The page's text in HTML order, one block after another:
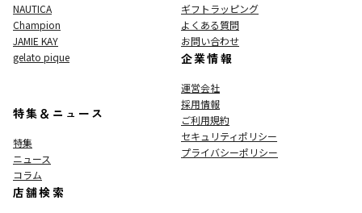
NAUTICA
Champion
JAMIE KAY
gelato pique
特集＆ニュース
特集
ニュース
コラム
店舗検索
ギフトラッピング
よくある質問
お問い合わせ
企業情報
運営会社
採用情報
ご利用規約
セキュリティポリシー
プライバシーポリシー